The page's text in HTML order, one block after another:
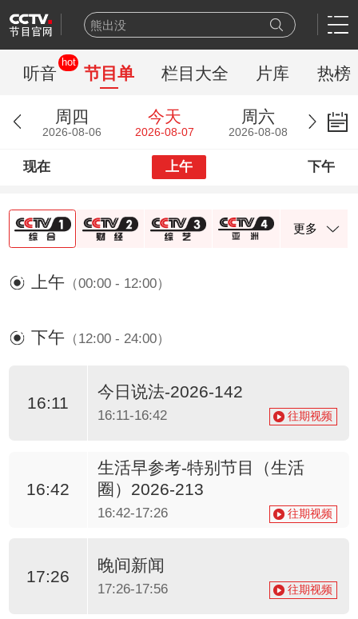
熊出没
新闻周刊
百家讲坛
天网
听音
hot
节目单 栏目大全 片库 热榜
周四
2026-08-06
今天
2026-08-07
周六
2026-08-08
现在 上午 下午
更多
上午（00:00 - 12:00）
下午（12:00 - 24:00）
16:11
今日说法-2026-142
16:11-16:42 往期视频
16:42
生活早参考-特别节目（生活
圈）2026-213
16:42-17:26 往期视频
17:26
晚间新闻
17:26-17:56 往期视频